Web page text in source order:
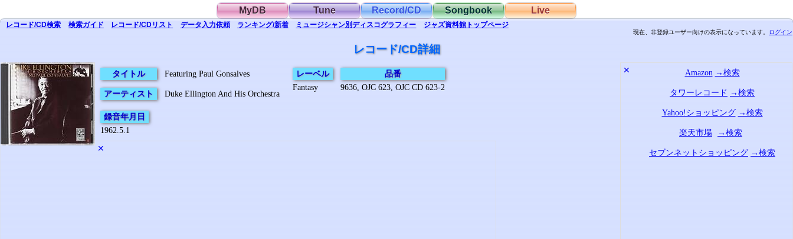
MyDB Tune Record/CD Songbook Live
レコード/CD検索 検索ガイド レコード/CDリスト データ入力依頼 ランキング/新着 ミュージシャン別ディスコグラフィー ジャズ資料館トップページ
現在、非登録ユーザー向けの表示になっています。 ログイン
レコード/CD詳細
タイトル Featuring Paul Gonsalves
アーティスト Duke Ellington And His Orchestra
レーベル
Fantasy
品番
9636, OJC 623, OJC CD 623-2
録音年月日
1962.5.1
✕
✕ Amazon →検索
タワーレコード →検索
Yahoo!ショッピング →検索
楽天市場 →検索
セブンネットショッピング →検索